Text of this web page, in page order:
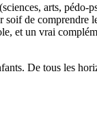
arts,
de comprendre
et un vrai
De tous les